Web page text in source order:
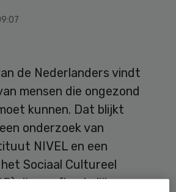
de Nederlanders vindt
mensen die ongezond
kunnen. Dat blijkt
onderzoek van
NIVEL en een
Sociaal Cultureel
die onafhankelijk van